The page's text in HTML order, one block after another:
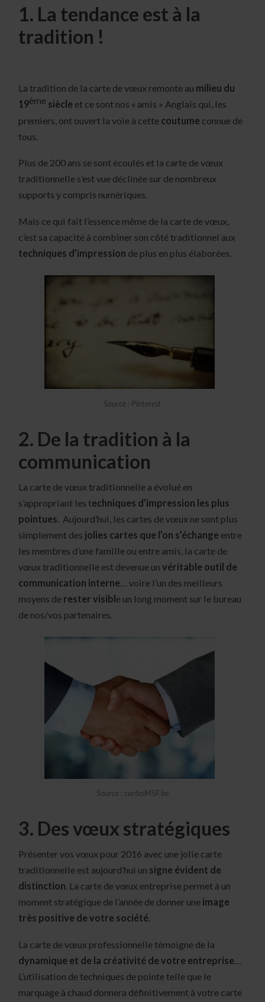
1. La tendance est à la
tradition !
La tradition de la carte de vœux remonte au milieu du
19ème siècle et ce sont nos « amis » Anglais qui, les
premiers, ont ouvert la voie à cette coutume connue de
tous.
Plus de 200 ans se sont écoulés et la carte de vœux
traditionnelle s’est vue déclinée sur de nombreux
supports y compris numériques.
Mais ce qui fait l’essence même de la carte de vœux,
c’est sa capacité à combiner son côté traditionnel aux
techniques d’impression de plus en plus élaborées.
Source : Pinterest
2. De la tradition à la
communication
La carte de vœux traditionnelle a évolué en
s’appropriant les techniques d’impression les plus
pointues . Aujourd’hui, les cartes de vœux ne sont plus
simplement des jolies cartes que l’on s’échange entre
les membres d’une famille ou entre amis, la carte de
vœux traditionnelle est devenue unvéritable outil de
communication interne … voire l’un des meilleurs
moyens de rester visible un long moment sur le bureau
de nos/vos partenaires.
Source : cartesMSF.be
3. Des vœux stratégiques
Présenter vos vœux pour 2016 avec une jolie carte
traditionnelle est aujourd’hui un signe évident de
distinction. La carte de vœux entreprise permet à un
moment stratégique de l’année de donner une image
très positive de votre société.
La carte de vœux professionnelle témoigne de la
dynamique et de la créativité de votre entreprise…
L’utilisation de techniques de pointe telle que le
marquage à chaud donnera définitivement à votre carte